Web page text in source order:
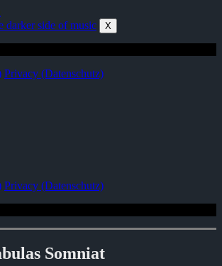
X
Privacy (Datenschutz)
Privacy (Datenschutz)
Somniat